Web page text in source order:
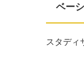
ベー
スタディ